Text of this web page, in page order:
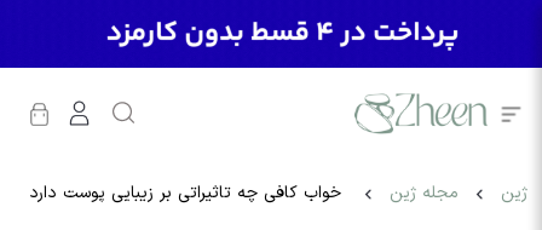
ژین مجله ژین خواب کافی چه تاثیراتی بر زیبایی پوست دارد